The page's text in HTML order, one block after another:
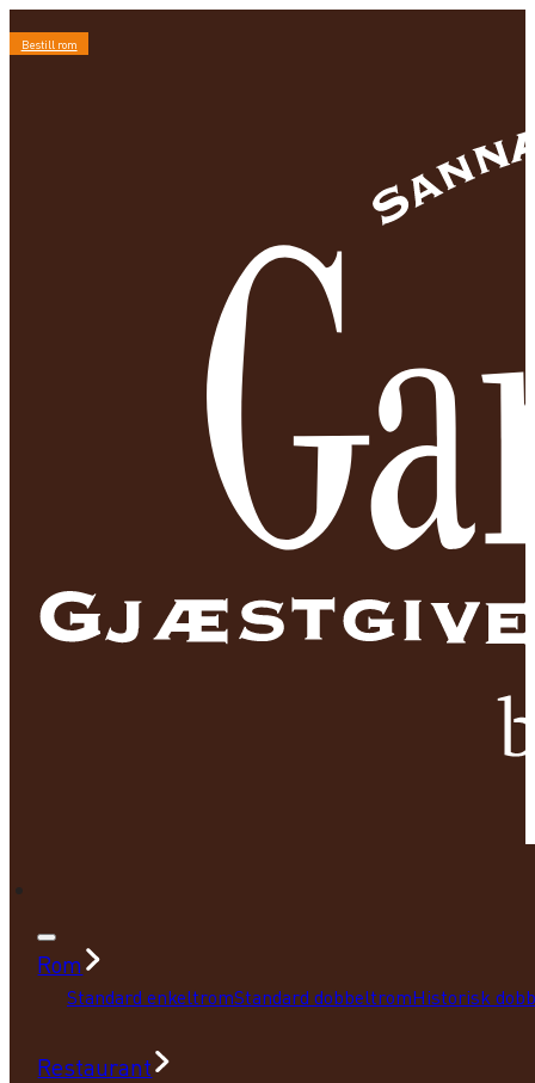
Bestill rom
Rom
Standard enkeltromStandard dobbeltromHistorisk
Restaurant